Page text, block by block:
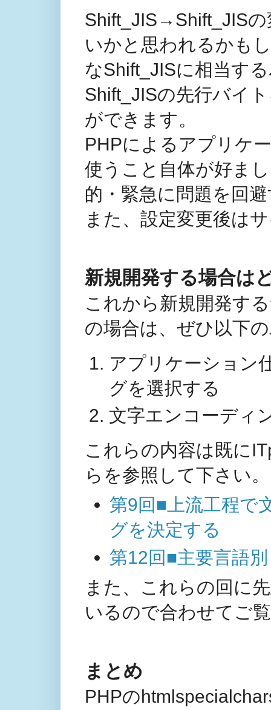
Shift_JIS→Shift_JIS
いかと思われるかも
なShift_JISに相当す
Shift_JISの先行バイ
ができます。
PHPによるアプリケ
使うこと自体が好ま
的・緊急に問題を回
また、設定変更後は
新規開発する場合は
これから新規開発す
の場合は、ぜひ以下
アプリケーション
グを選択する
文字エンコーディ
これらの内容は既に
らを参照して下さい。
第9回■上流工程で
グを決定する
第12回■主要言語
また、これらの回に
いるので合わせてご
まとめ
PHPの